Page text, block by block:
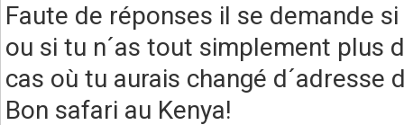
Faute de réponses il se demande
ou si tu n´as tout simplement plus
cas où tu aurais changé d´adresse
Bon safari au Kenya!